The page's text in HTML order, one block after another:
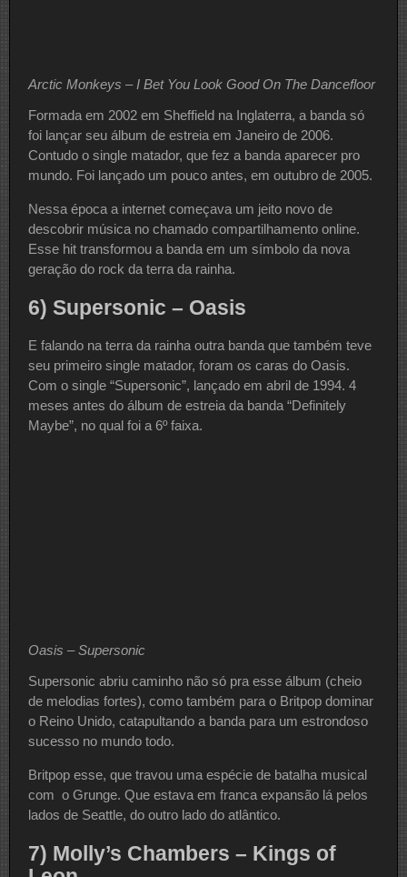
Arctic Monkeys – I Bet You Look Good On The Dancefloor
Formada em 2002 em Sheffield na Inglaterra, a banda só
foi lançar seu álbum de estreia em Janeiro de 2006.
Contudo o single matador, que fez a banda aparecer pro
mundo. Foi lançado um pouco antes, em outubro de 2005.
Nessa época a internet começava um jeito novo de
descobrir música no chamado compartilhamento online.
Esse hit transformou a banda em um símbolo da nova
geração do rock da terra da rainha.
6) Supersonic – Oasis
E falando na terra da rainha outra banda que também teve
seu primeiro single matador, foram os caras do Oasis.
Com o single “Supersonic”, lançado em abril de 1994. 4
meses antes do álbum de estreia da banda “Definitely
Maybe”, no qual foi a 6º faixa.
Oasis – Supersonic
Supersonic abriu caminho não só pra esse álbum (cheio
de melodias fortes), como também para o Britpop dominar
o Reino Unido, catapultando a banda para um estrondoso
sucesso no mundo todo.
Britpop esse, que travou uma espécie de batalha musical
com o Grunge. Que estava em franca expansão lá pelos
lados de Seattle, do outro lado do atlântico.
7) Molly’s Chambers – Kings of